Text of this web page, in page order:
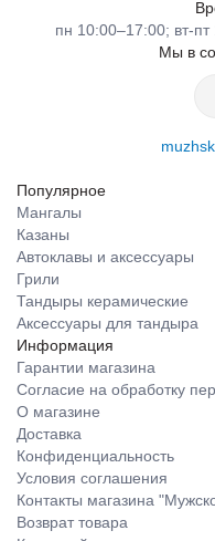
пн 10:00–17:00; вт-
Мы в
Популярное
Мангалы
Казаны
Автоклавы и аксессуары
Грили
Тандыры керамические
Аксессуары для тандыра
Информация
Гарантии магазина
Согласие на обработку
О магазине
Доставка
Конфиденциальность
Условия соглашения
Контакты магазина
Возврат товара